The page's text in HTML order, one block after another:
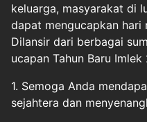
keluarga, masyarakat di
dapat mengucapkan hari
Dilansir dari berbagai
ucapan Tahun Baru Imlek
1. Semoga Anda
sejahtera dan